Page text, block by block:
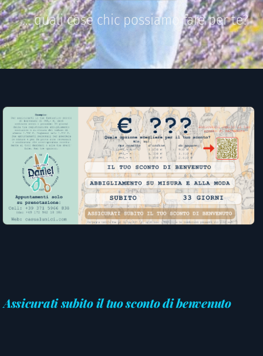
… quali cose chic possiamo fare per te?
Assicurati subito il tuo sconto di benvenuto